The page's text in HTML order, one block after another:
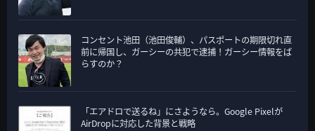
コンセント池田（池田俊輔）、パスポートの期限切れ直
前に帰国し、ガーシーの共犯で逮捕！ガーシー情報をば
らすのか？
「エアドロで送るね」にさようなら。Google Pixelが
AirDropに対応した背景と戦略